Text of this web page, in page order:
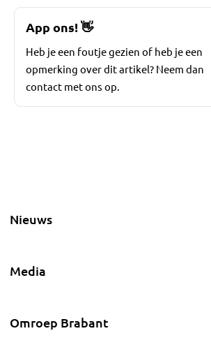
App ons!👋
Heb je een foutje gezien of heb je een
opmerking over dit artikel? Neem dan
contact met ons op.
Nieuws
Media
Omroep Brabant